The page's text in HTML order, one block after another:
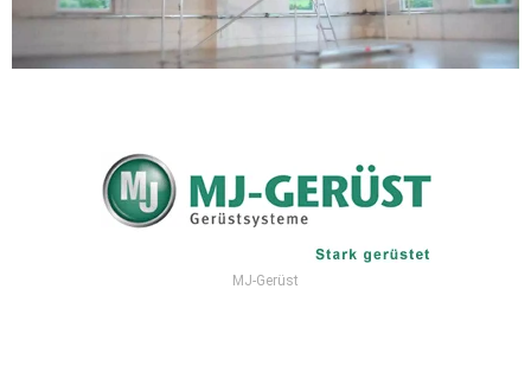
MJ-Gerüst